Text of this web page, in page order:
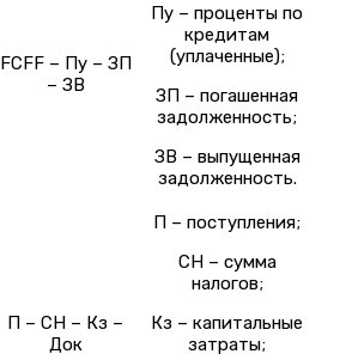
FCFF – Пу – ЗП
– ЗВ
Пу – проценты по
кредитам
(уплаченные);
ЗП – погашенная
задолженность;
ЗВ – выпущенная
задолженность.
П – СН – Кз –
Док
П – поступления;
СН – сумма
налогов;
Кз – капитальные
затраты;